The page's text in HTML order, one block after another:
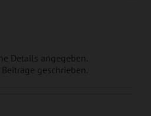
Details angegeben.
geschrieben.